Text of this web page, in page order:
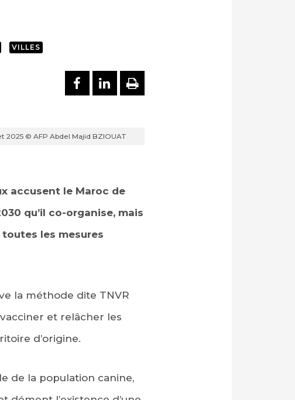
VILLES
PARTAGER SUR FACEBOOK
PARTAGER SUR
IMPRIMER
© AFP Abdel Majid BZIOUAT
accusent le Maroc de
qu’il co-organise, mais
les mesures
la méthode dite TNVR
et relâcher les
d’origine.
de la population canine,